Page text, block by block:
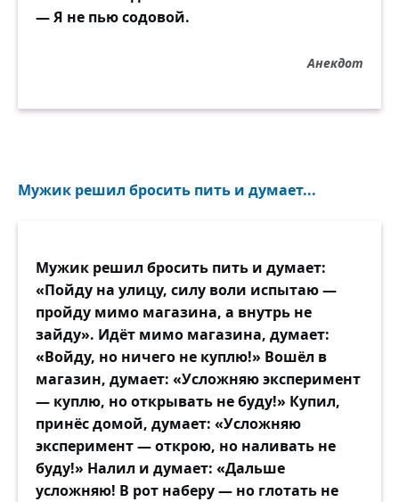
— Я не пью содовой.
Анекдот
Мужик решил бросить пить и думает...
Мужик решил бросить пить и думает:
«Пойду на улицу, силу воли испытаю —
пройду мимо магазина, а внутрь не
зайду». Идёт мимо магазина, думает:
«Войду, но ничего не куплю!» Вошёл в
магазин, думает: «Усложняю эксперимент
— куплю, но открывать не буду!» Купил,
принёс домой, думает: «Усложняю
эксперимент — открою, но наливать не
буду!» Налил и думает: «Дальше
усложняю! В рот наберу — но глотать не